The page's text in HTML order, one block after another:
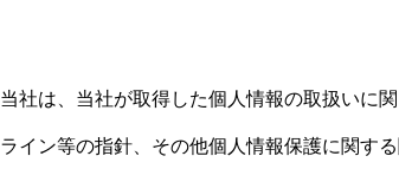
当社は、当社が取得した個人情報の取扱いに
ライン等の指針、その他個人情報保護に関す